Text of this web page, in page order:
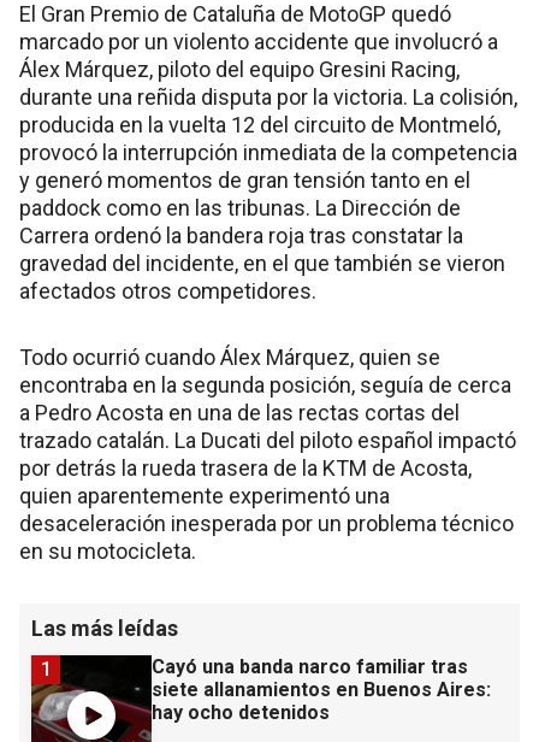
El Gran Premio de Cataluña de MotoGP quedó
marcado por un violento accidente que involucró a
Álex Márquez, piloto del equipo Gresini Racing,
durante una reñida disputa por la victoria. La colisión,
producida en la vuelta 12 del circuito de Montmeló,
provocó la interrupción inmediata de la competencia
y generó momentos de gran tensión tanto en el
paddock como en las tribunas. La Dirección de
Carrera ordenó la bandera roja tras constatar la
gravedad del incidente, en el que también se vieron
afectados otros competidores.
Todo ocurrió cuando Álex Márquez, quien se
encontraba en la segunda posición, seguía de cerca
a Pedro Acosta en una de las rectas cortas del
trazado catalán. La Ducati del piloto español impactó
por detrás la rueda trasera de la KTM de Acosta,
quien aparentemente experimentó una
desaceleración inesperada por un problema técnico
en su motocicleta.
Las más leídas
Cayó una banda narco familiar tras
siete allanamientos en Buenos Aires:
hay ocho detenidos
1